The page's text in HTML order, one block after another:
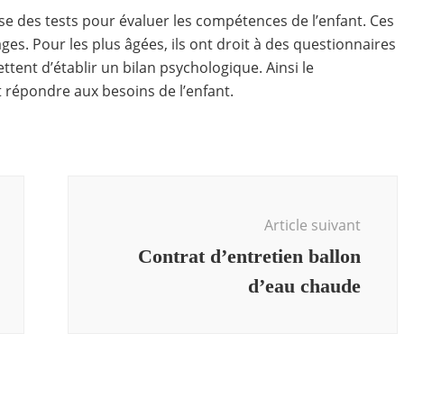
des tests pour évaluer les compétences de l’enfant. Ces
Pour les plus âgées, ils ont droit à des questionnaires
d’établir un bilan psychologique. Ainsi le
aux besoins de l’enfant.
Article suivant
Contrat d’entretien ballon
d’eau chaude